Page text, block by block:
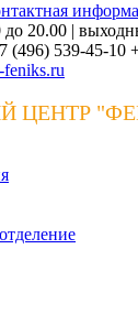
до 20.00 |
(496) 539-45-10
feniks.ru
ЦЕНТР